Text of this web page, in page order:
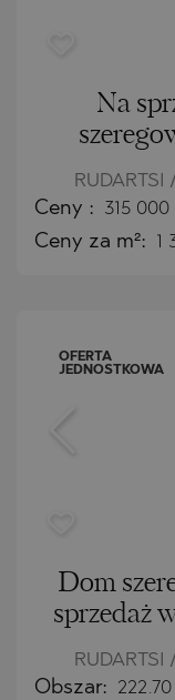
Na
RUDARTSI
Ceny : 315 000
Ceny za m²: 1
OFERTA
JEDNOSTKOWA
Dom
sprzedaż
RUDARTSI
Obszar: